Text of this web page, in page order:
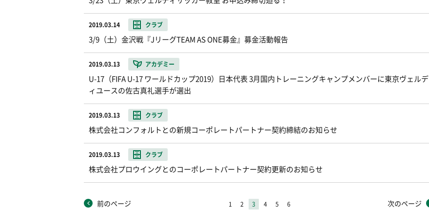
2019.03.14 クラブ
3/9（土）金沢戦『JリーグTEAM AS ONE募金』募金活動報告
2019.03.13 アカデミー
U-17（FIFA U-17 ワールドカップ2019）日本代表 3月国内トレーニングキャンプメンバーに東京ヴェルデ
ィユースの佐古真礼選手が選出
2019.03.13 クラブ
株式会社コンフォルトとの新規コーポレートパートナー契約締結のお知らせ
2019.03.13 クラブ
株式会社プロウイングとのコーポレートパートナー契約更新のお知らせ
前のページ 1 2 3 4 5 6 次のページ